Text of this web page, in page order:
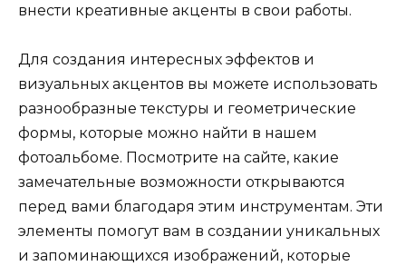
внести креативные акценты в свои работы.
Для создания интересных эффектов и
визуальных акцентов вы можете использовать
разнообразные текстуры и геометрические
формы, которые можно найти в нашем
фотоальбоме. Посмотрите на сайте, какие
замечательные возможности открываются
перед вами благодаря этим инструментам. Эти
элементы помогут вам в создании уникальных
и запоминающихся изображений, которые